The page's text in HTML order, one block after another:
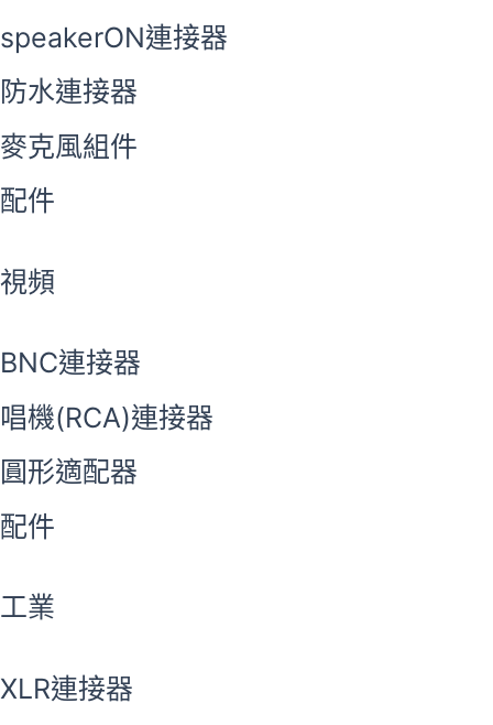
speakerON連接器
防水連接器
麥克風組件
配件
視頻
BNC連接器
唱機(RCA)連接器
圓形適配器
配件
工業
XLR連接器